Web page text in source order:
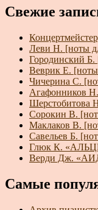
Свежие
Леви Н. [ноты
Городинский
Веврик Е.
Чичерина С.
Агафонников
Шерстобитова
Сорокин В.
Маклаков В.
Савельев Б.
Глюк К.
Верди Дж.
Самые